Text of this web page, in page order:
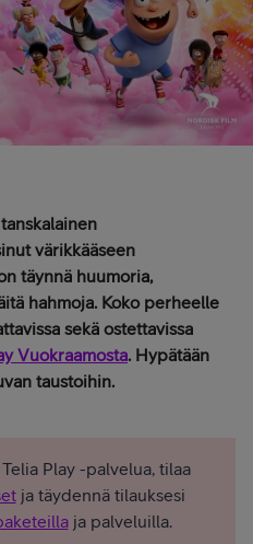
värikkääseen
täynnä huumoria,
hahmoja. Koko perheelle
sekä ostettavissa
Vuokraamosta. Hypätään
taustoihin.
Play -palvelua, tilaa
ja täydennä tilauksesi
ja palveluilla.